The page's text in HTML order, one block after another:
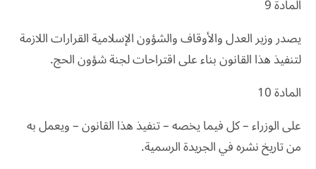
المادة 9
يصدر وزير العدل والأوقاف والشؤون الإسلامية القرارات اللازمة
لتنفيذ هذا القانون بناء على اقتراحات لجنة شؤون الحج.
المادة 10
على الوزراء – كل فيما يخصه – تنفيذ هذا القانون – ويعمل به
من تاريخ نشره في الجريدة الرسمية.